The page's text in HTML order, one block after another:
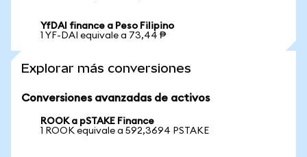
YfDAI finance a Peso Filipino
1 YF-DAI equivale a 73,44 ₱
Explorar más conversiones
Conversiones avanzadas de activos
ROOK a pSTAKE Finance
1 ROOK equivale a 592,3694 PSTAKE